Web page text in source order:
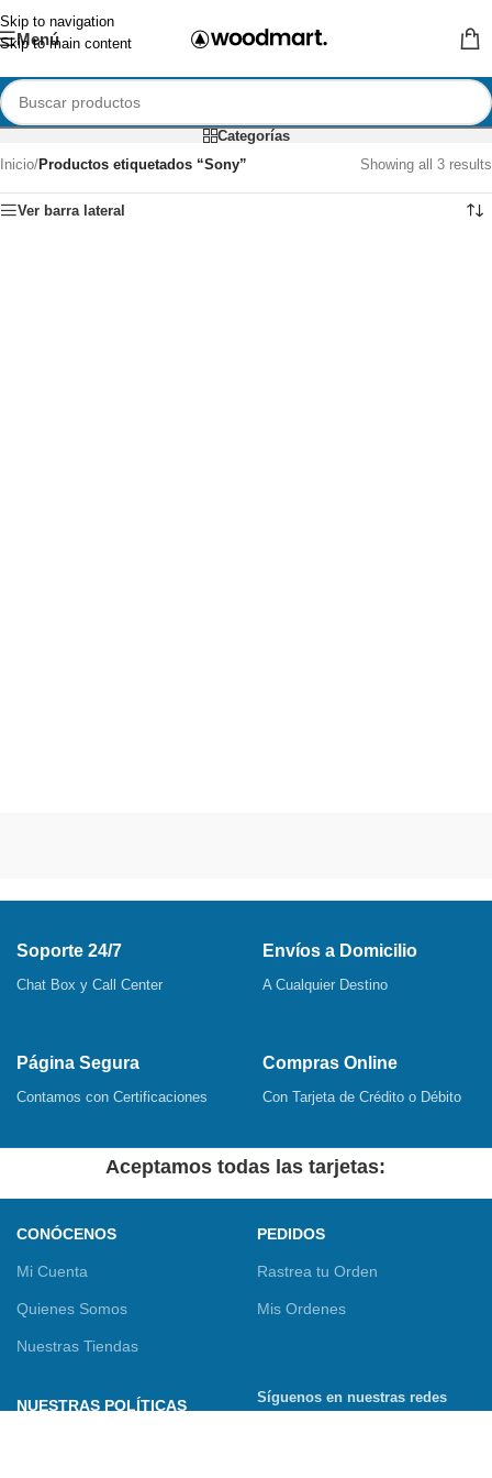
Skip to navigation
Skip to main content
Menú
Categorías
Inicio/Productos etiquetados “Sony” Showing all 3 results
Ver barra lateral
Soporte 24/7
Chat Box y Call Center
Envíos a Domicilio
A Cualquier Destino
Página Segura
Contamos con Certificaciones
Compras Online
Con Tarjeta de Crédito o Débito
Aceptamos todas las tarjetas:
CONÓCENOS
Mi Cuenta
Quienes Somos
Nuestras Tiendas
PEDIDOS
Rastrea tu Orden
Mis Ordenes
NUESTRAS POLÍTICAS
Síguenos en nuestras redes